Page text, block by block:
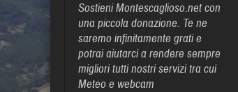
Sostieni Montescaglioso.net con
una piccola donazione. Te ne
saremo infinitamente grati e
potrai aiutarci a rendere sempre
migliori tutti nostri servizi tra cui
Meteo e webcam